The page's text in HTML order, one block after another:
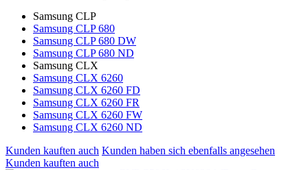
Samsung CLP
Samsung CLP 680
Samsung CLP 680 DW
Samsung CLP 680 ND
Samsung CLX
Samsung CLX 6260
Samsung CLX 6260 FD
Samsung CLX 6260 FR
Samsung CLX 6260 FW
Samsung CLX 6260 ND
Kunden kauften auch Kunden haben sich ebenfalls angesehen
Kunden kauften auch